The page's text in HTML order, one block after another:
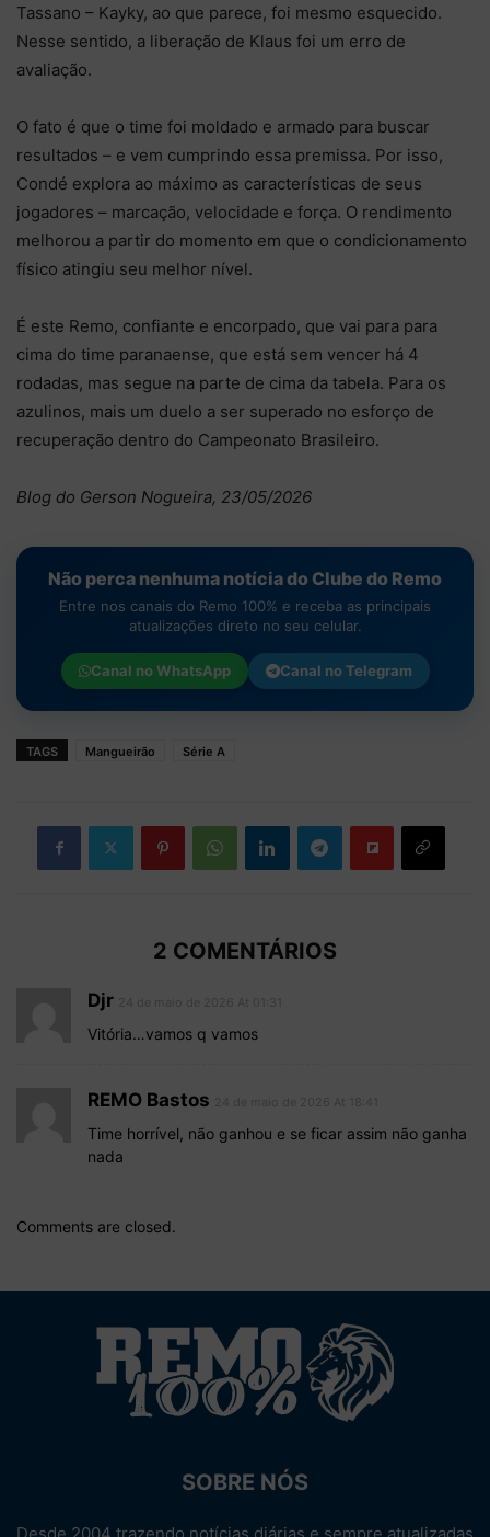
Tassano – Kayky, ao que parece, foi mesmo esquecido.
Nesse sentido, a liberação de Klaus foi um erro de
avaliação.
O fato é que o time foi moldado e armado para buscar
resultados – e vem cumprindo essa premissa. Por isso,
Condé explora ao máximo as características de seus
jogadores – marcação, velocidade e força. O rendimento
melhorou a partir do momento em que o condicionamento
físico atingiu seu melhor nível.
É este Remo, confiante e encorpado, que vai para para
cima do time paranaense, que está sem vencer há 4
rodadas, mas segue na parte de cima da tabela. Para os
azulinos, mais um duelo a ser superado no esforço de
recuperação dentro do Campeonato Brasileiro.
Blog do Gerson Nogueira, 23/05/2026
Não perca nenhuma notícia do Clube do Remo
Entre nos canais do Remo 100% e receba as principais
atualizações direto no seu celular.
Canal noWhatsApp Canal noTelegram
TAGS Mangueirão Série A
2 COMENTÁRIOS
Djr
Vitória…vamos q vamos
REMO Bastos
Time horrível, não ganhou e se ficar assim não ganha
nada
Comments are closed.
SOBRE NÓS
Desde 2004 trazendo notícias diárias e sempre atualizadas